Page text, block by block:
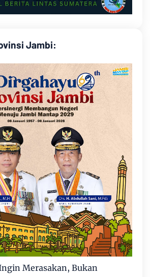
Jambi:
Merasakan, Bukan